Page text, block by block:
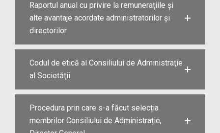
Raportul anual cu privire la remunerațiile și
alte avantaje acordate administratorilor și
directorilor
Codul de etică al Consiliului de Administraţie
al Societăţii
Procedura prin care s-a făcut selecția
membrilor Consiliului de Administrație,